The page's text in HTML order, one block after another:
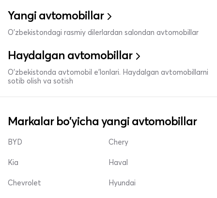
Yangi avtomobillar
O'zbekistondagi rasmiy dilerlardan salondan avtomobillar
Haydalgan avtomobillar
O'zbekistonda avtomobil e’lonlari. Haydalgan avtomobillarni
sotib olish va sotish
Markalar bo'yicha yangi avtomobillar
BYD
Kia
Chevrolet
Chery
Haval
Hyundai